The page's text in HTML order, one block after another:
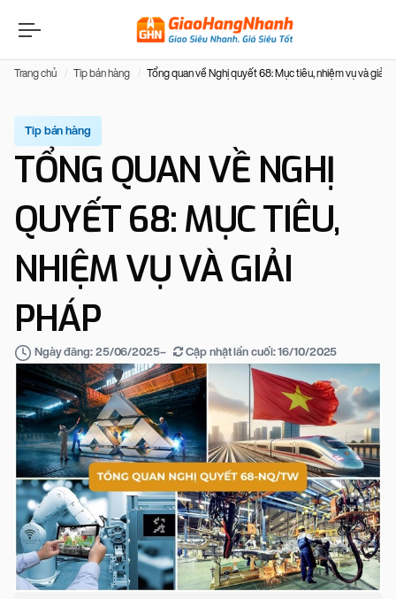
Trang chủ Tip bán hàng Tổng quan về Nghị quyết 68: Mục tiêu, nhiệm vụ và giải
Tip bán hàng
TỔNG QUAN VỀ NGHỊ
QUYẾT 68: MỤC TIÊU,
NHIỆM VỤ VÀ GIẢI
PHÁP
Ngày đăng: 25/06/2025– Cập nhật lần cuối:16/10/2025